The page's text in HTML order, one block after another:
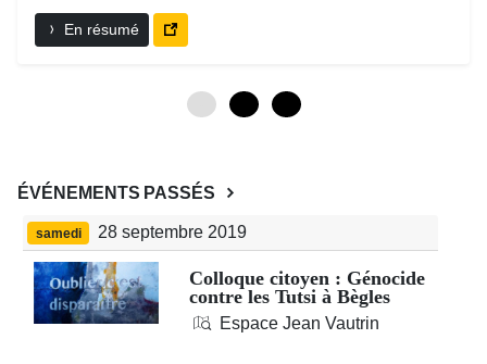
En résumé
ÉVÉNEMENTS PASSÉS
samedi 28 septembre 2019
Colloque citoyen : Génocide
contre les Tutsi à Bègles
Espace Jean Vautrin